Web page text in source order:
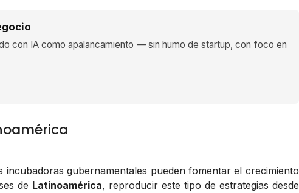
con IA como apalancamiento — sin humo de startup, con foco en
gubernamentales pueden fomentar el crecimiento
de Latinoamérica, reproducir este tipo de estrategias desde